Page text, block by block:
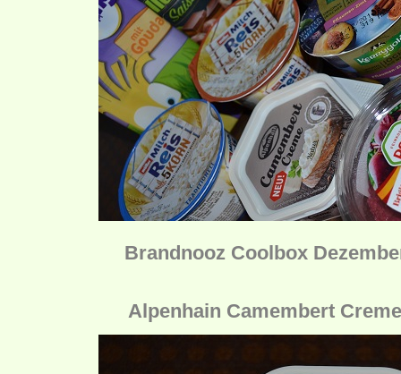
Brandnooz Coolbox
Alpenhain Camembert